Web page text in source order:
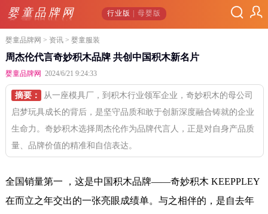
婴童品牌网 行业版 | 母婴版
婴童品牌网 > 资讯> 婴童服装
周杰伦代言奇妙积木品牌 共创中国积木新名片
婴童品牌网 2024/6/21 9:24:33
摘要：
从一座模具厂，到积木行业领军企业，奇妙积木的母公司
启梦玩具成长的背后，是坚守品质和敢于创新深度融合铸就的企业
生命力。奇妙积木选择周杰伦作为品牌代言人，正是对自身产品质
量、品牌价值的精准和自信表达。
全国销量第一 ，这是中国积木品牌——奇妙积木 KEEPPLEY
在而立之年交出的一张亮眼成绩单。与之相伴的，是自去年